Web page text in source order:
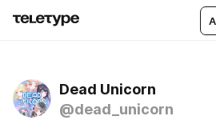
Dead Unicorn
@dead_unicorn